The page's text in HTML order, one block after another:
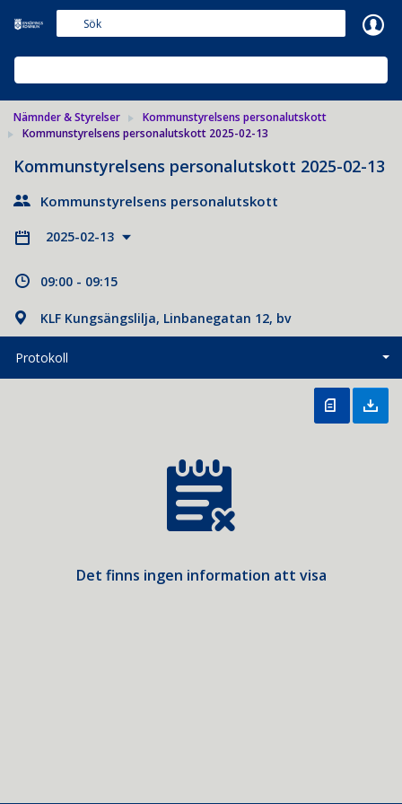
Meetings+
Nämnder & Styrelser
Kommunstyrelsens personalutskott
Kommunstyrelsens personalutskott 2025-02-13
Kommunstyrelsens personalutskott 2025-02-13
Kommunstyrelsens personalutskott
2025-02-13
09:00 - 09:15
KLF Kungsängslilja, Linbanegatan 12, bv
Protokoll
Det finns ingen information att visa